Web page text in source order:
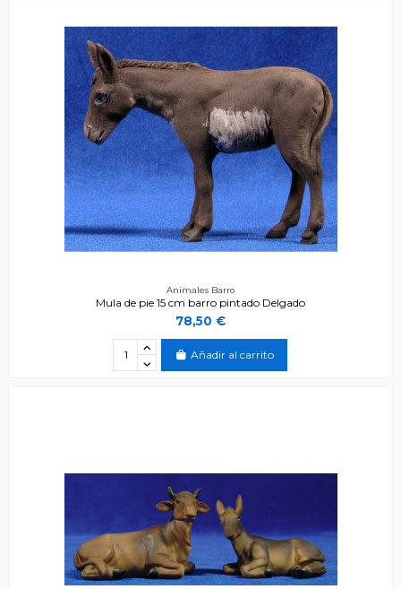
Animales Barro
Mula de pie 15 cm barro pintado Delgado
78,50 €
Añadir al carrito